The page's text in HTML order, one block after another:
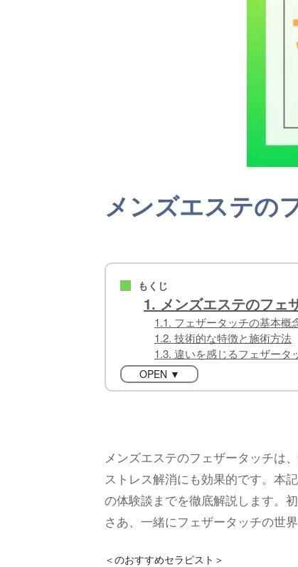
メンズエステの
■ もくじ
1. メンズエステのフェ
1.1. フェザータッチの基本概
1.2. 技術的な特徴と施術方法
1.3. 違いを感じるフェザータ
OPEN ▼
メンズエステのフェザータッチは
ストレス解消にも効果的です。本
の体験談までを徹底解説します。
さあ、一緒にフェザータッチの世
＜のおすすめセラピスト＞